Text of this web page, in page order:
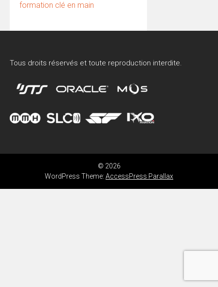
formation clé en main
Tous droits réservés et toute reproduction interdite.
© 2026
WordPress Theme: AccessPress Parallax